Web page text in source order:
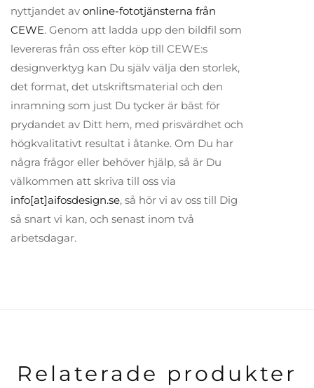
nyttjandet av online-fototjänsterna från
CEWE. Genom att ladda upp den bildfil som
levereras från oss efter köp till CEWE:s
designverktyg kan Du själv välja den storlek,
det format, det utskriftsmaterial och den
inramning som just Du tycker är bäst för
prydandet av Ditt hem, med prisvärdhet och
högkvalitativt resultat i åtanke. Om Du har
några frågor eller behöver hjälp, så är Du
välkommen att skriva till oss via
info[at]aifosdesign.se, så hör vi av oss till Dig
så snart vi kan, och senast inom två
arbetsdagar.
Relaterade produkter